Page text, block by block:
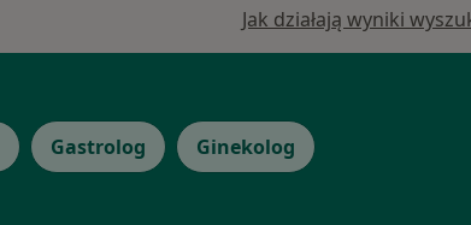
Jak działają wyniki
Gastrolog Ginekolog